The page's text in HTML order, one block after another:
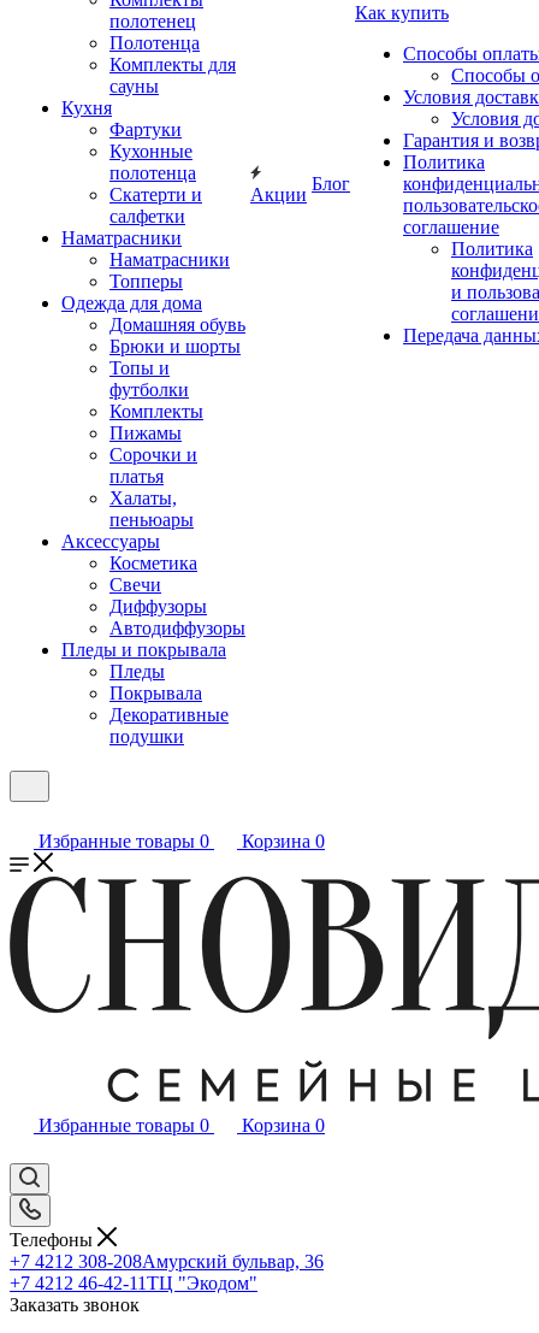
полотенец
Полотенца
Комплекты для
сауны
Кухня
Фартуки
Кухонные
полотенца
Скатерти и
салфетки
Наматрасники
Наматрасники
Топперы
Одежда для дома
Домашняя обувь
Брюки и шорты
Топы и
футболки
Комплекты
Пижамы
Сорочки и
платья
Халаты,
пеньюары
Аксессуары
Косметика
Свечи
Диффузоры
Автодиффузоры
Пледы и покрывала
Пледы
Покрывала
Декоративные
подушки
Акции
Блог
Как купить
Способы
Способы
Условия
Условия
Гарантия и
Политика
соглашение
Политика
и
Передача
Избранные товары 0 Корзина 0
Избранные товары 0 Корзина 0
Телефоны
+7 4212 308-208Амурский бульвар, 36
+7 4212 46-42-11ТЦ "Экодом"
Заказать звонок